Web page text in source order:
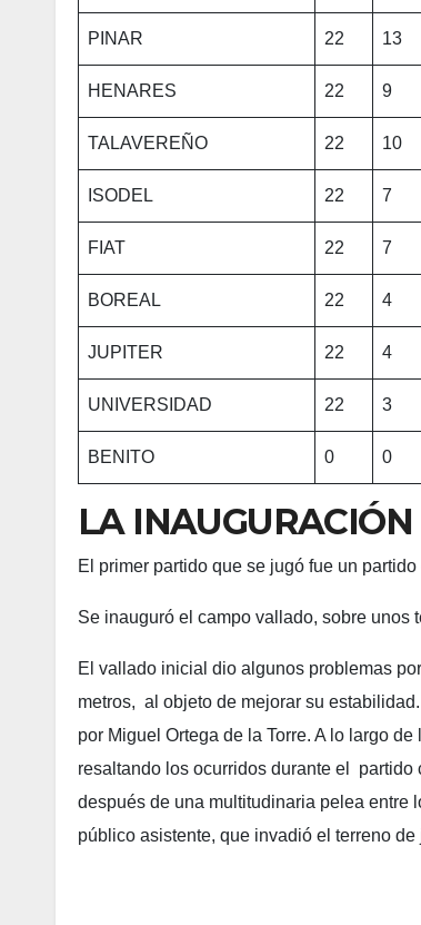
PINAR 22 13
HENARES 22 9
TALAVEREÑO 22 10
ISODEL 22 7
FIAT 22 7
BOREAL 22 4
JUPITER 22 4
UNIVERSIDAD 22 3
BENITO 0 0
LA
El primer partido que se jugó fue un
Se inauguró el campo vallado, sobre unos
El vallado inicial dio algunos problemas
metros, al objeto de mejorar su
por Miguel Ortega de la Torre. A lo largo
resaltando los ocurridos durante el partido
después de una multitudinaria pelea entre
público asistente, que invadió el terreno de